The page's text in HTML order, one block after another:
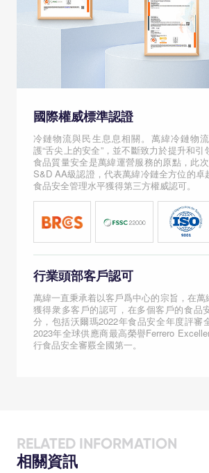
國際權威標準認證
冷鏈物流與民生息息相關。萬緯冷鏈物
護“舌尖上的安全”，並不斷致力於提升和引
食品質量安全是萬緯運營服務的原點，此
S&D AA級認證，代表萬緯冷鏈全方位的卓
食品安全管理水平獲得第三方權威認可。
行業頭部客戶認可
萬緯一直秉承着以客戶爲中心的宗旨，在萬
獲得衆多客戶的認可，在多個客戶的食品
分，包括沃爾瑪2022年食品安全年度評審
2023年全球供應商最高榮譽Ferrero
行食品安全審覈全國第一。
RELATED INFORMATION
相關資訊